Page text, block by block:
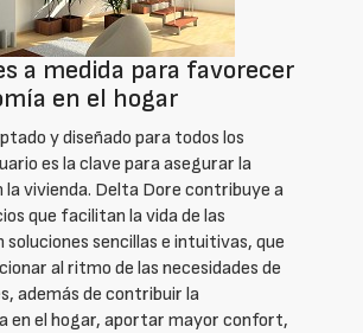
a medida para favorecer
en el hogar
y diseñado para todos los
es la clave para asegurar la
la vivienda. Delta Dore contribuye a
que facilitan la vida de las
soluciones sencillas e intuitivas, que
al ritmo de las necesidades de
además de contribuir la
en el hogar, aportar mayor confort,